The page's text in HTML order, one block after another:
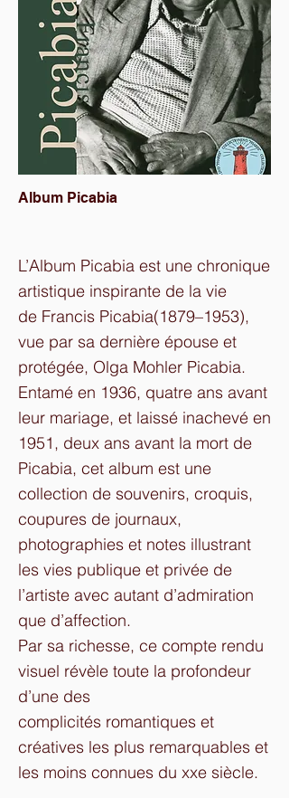
Album Picabia
L’Album Picabia est une chronique
artistique inspirante de la vie
de Francis Picabia(1879–1953),
vue par sa dernière épouse et
protégée, Olga Mohler Picabia.
Entamé en 1936, quatre ans avant
leur mariage, et laissé inachevé en
1951, deux ans avant la mort de
Picabia, cet album est une
collection de souvenirs, croquis,
coupures de journaux,
photographies et notes illustrant
les vies publique et privée de
l’artiste avec autant d’admiration
que d’affection.
Par sa richesse, ce compte rendu
visuel révèle toute la profondeur
d’une des
complicités romantiques et
créatives les plus remarquables et
les moins connues du xxe siècle.